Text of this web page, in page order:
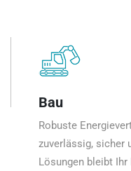
Bau
Robuste
zuverlässig, sicher
Lösungen bleibt